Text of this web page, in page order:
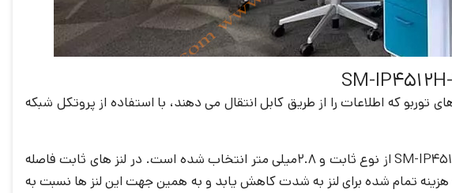
که اطلاعات را از طریق کابل انتقال می دهند، با استفاده از پروتکل شبکه
یکی از مهمترین مشخصه های هر سیستم نظارتی مثل دوربین مدار بسته، لنز آن است. لنز دوربین مدل SM-IP4512H-WFR از نوع ثابت و ۲.۸میلی متر انتخاب شده است. در لنز های ثابت فاصله
تمام شده برای لنز به شدت کاهش یابد و به همین جهت این لنز ها نسبت به